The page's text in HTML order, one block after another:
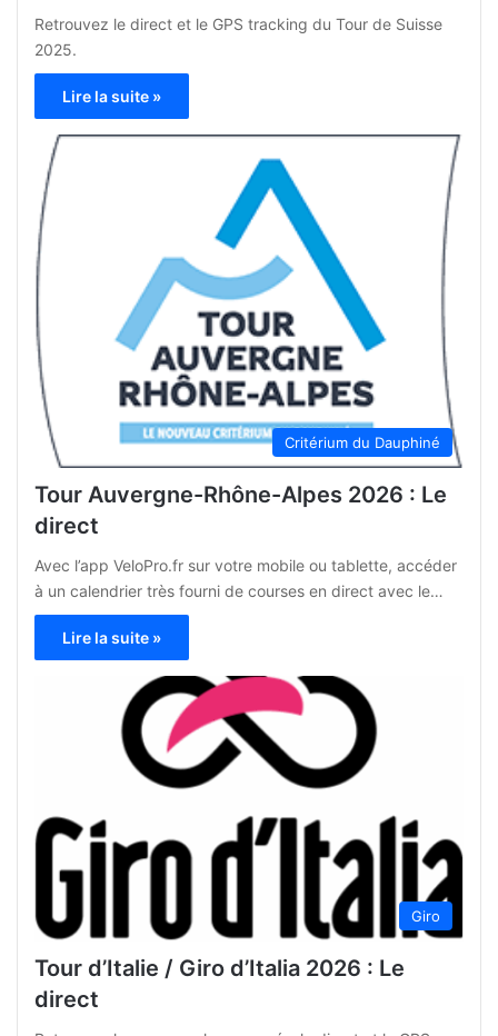
Retrouvez le direct et le GPS tracking du Tour de Suisse
2025.
Lire la suite »
Critérium du Dauphiné
Tour Auvergne-Rhône-Alpes 2026 : Le
direct
Avec l’app VeloPro.fr sur votre mobile ou tablette, accéder
à un calendrier très fourni de courses en direct avec le…
Lire la suite »
Giro
Tour d’Italie / Giro d’Italia 2026 : Le
direct